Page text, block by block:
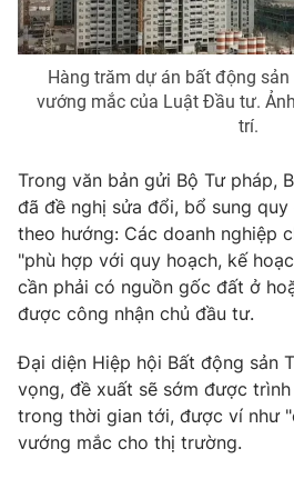
Video
VTV
VTV Sức khoẻ Bất
Thị trường 24h Tấm
VTV4 Vươn
VTV9 VTV8
Liên hệ tòa soạn
Hàng trăm dự án bất động
vướng mắc của Luật Đầu tư.
trí.
Trong văn bản gửi Bộ Tư pháp,
đã đề nghị sửa đổi, bổ sung
theo hướng: Các doanh nghiệp
"phù hợp với quy hoạch, kế
cần phải có nguồn gốc đất ở
được công nhận chủ đầu tư.
Đại diện Hiệp hội Bất động sản
vọng, đề xuất sẽ sớm được
trong thời gian tới, được ví như
vướng mắc cho thị trường.